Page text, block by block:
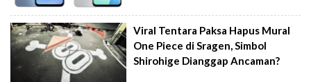
Viral Tentara Paksa Hapus Mural
One Piece di Sragen, Simbol
Shirohige Dianggap Ancaman?